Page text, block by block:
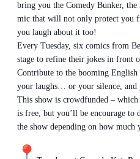
bring you the Comedy Bunker, the
mic that will not only protect you
you laugh about it too!
Every Tuesday, six comics from
stage to refine their jokes in front
Contribute to the booming English
your laughs… or your silence, and
This show is crowdfunded – which
is free, but you’ll be encourage to
the show depending on how much